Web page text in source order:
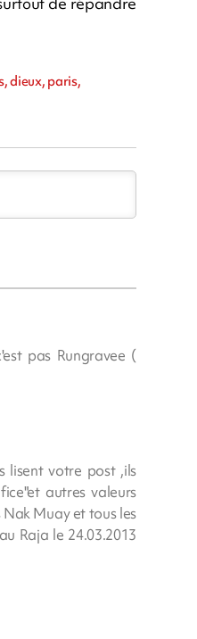
dieux, paris,
pas Rungravee (
lisent votre post ,ils
autres valeurs
Muay et tous les
Raja le 24.03.2013